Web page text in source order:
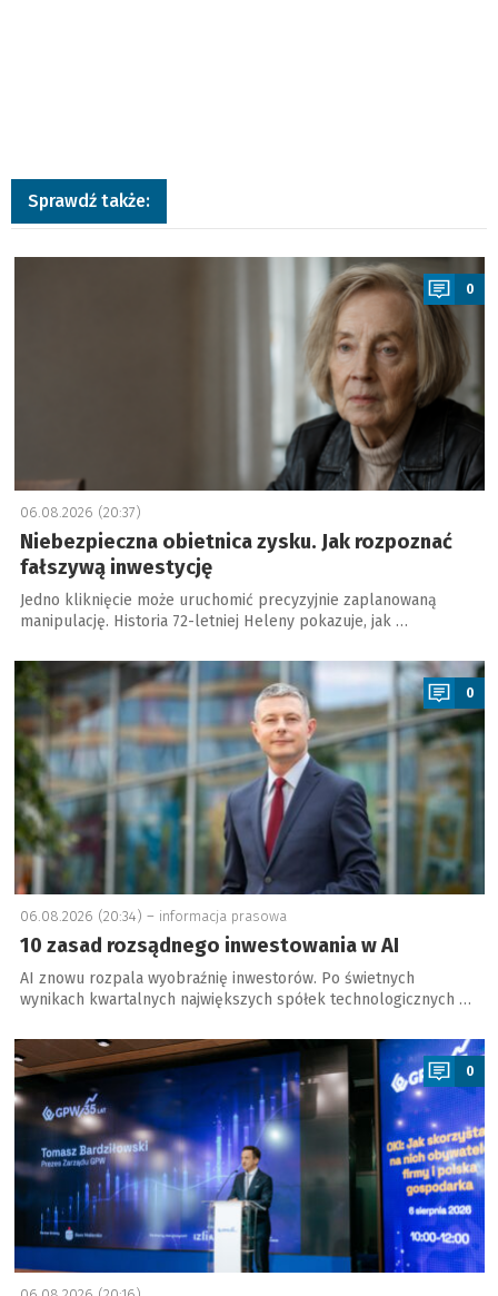
Sprawdź także:
a
0
06.08.2026 (20:37)
Niebezpieczna obietnica zysku. Jak rozpoznać
fałszywą inwestycję
Jedno kliknięcie może uruchomić precyzyjnie zaplanowaną
manipulację. Historia 72-letniej Heleny pokazuje, jak …
a
0
06.08.2026 (20:34) – informacja prasowa
10 zasad rozsądnego inwestowania w AI
AI znowu rozpala wyobraźnię inwestorów. Po świetnych
wynikach kwartalnych największych spółek technologicznych …
a
0